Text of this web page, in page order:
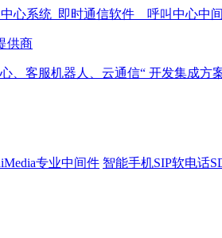
供商
、客服机器人、云通信“ 开发集成方
专业中间件 智能手机SIP软电话